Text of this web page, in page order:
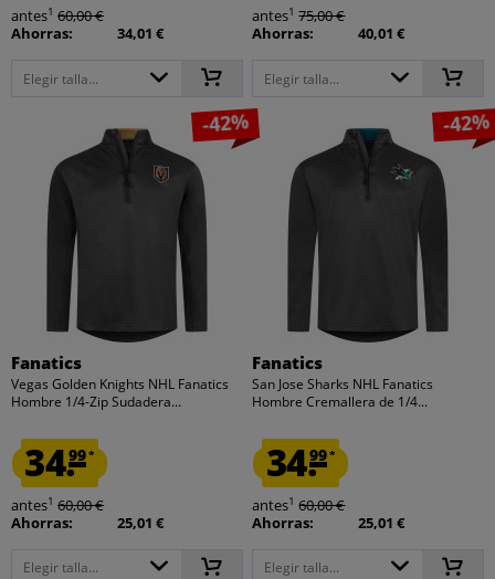
antes1 60,00 €
Ahorras:
34,01 €
Elegir talla...
antes1 75,00 €
Ahorras:
40,01 €
Elegir talla...
-42%
Fanatics
Vegas Golden Knights NHL Fanatics
Hombre 1/4-Zip Sudadera...
34.99*
antes1 60,00 €
Ahorras:
25,01 €
Elegir talla...
-42%
Fanatics
San Jose Sharks NHL Fanatics
Hombre Cremallera de 1/4...
34.99*
antes1 60,00 €
Ahorras:
25,01 €
Elegir talla...